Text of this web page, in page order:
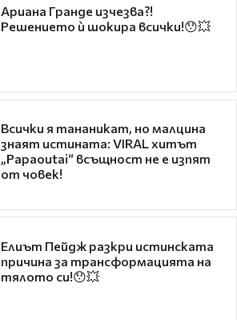
Ариана Гранде изчезва?!
Решението ѝ шокира всички!😯💥
Всички я тананикат, но малцина
знаят истината: VIRAL хитът
„Papaoutai“ всъщност не е изпят
от човек!
Елиът Пейдж разкри истинската
причина за трансформацията на
тялото си!😯💥